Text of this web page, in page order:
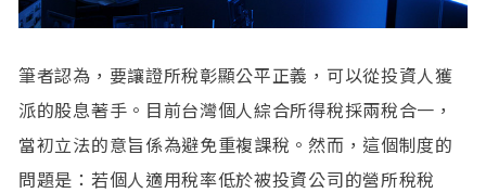
筆者認為，要讓證所稅彰顯公平正義，可以從投資人獲
派的股息著手。目前台灣個人綜合所得稅採兩稅合一，
當初立法的意旨係為避免重複課稅。然而，這個制度的
問題是：若個人適用稅率低於被投資公司的營所稅稅